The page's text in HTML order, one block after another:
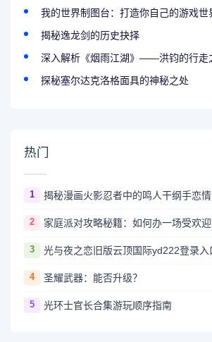
我的世界制图台：打造你自己的游戏世
揭秘逸龙剑的历史抉择
深入解析《烟雨江湖》——洪钧的行走
探秘塞尔达克洛格面具的神秘之处
热门
1 揭秘漫画火影忍者中的鸣人干纲手恋情
2 家庭派对攻略秘籍：如何办一场受欢
3
4 圣耀武器：能否升级？
5 光环士官长合集游玩顺序指南